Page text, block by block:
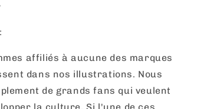
affiliés à aucune des marques
dans nos illustrations. Nous
de grands fans qui veulent